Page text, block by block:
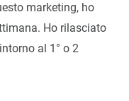
marketing, ho
Ho rilasciato
al 1° o 2